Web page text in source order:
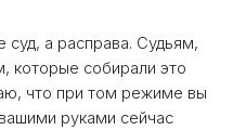
а расправа. Судьям,
которые собирали это
что при том режиме вы
руками сейчас